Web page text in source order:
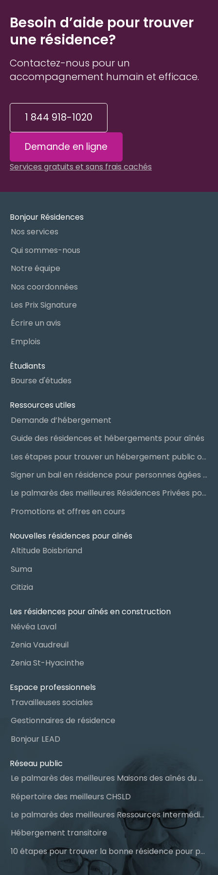
Besoin d’aide pour trouver
une résidence?
Contactez-nous pour un
accompagnement humain et efficace.
1 844 918-1020
Demande en ligne
Services gratuits et sans frais cachés
Bonjour Résidences
Nos services
Qui sommes-nous
Notre équipe
Nos coordonnées
Les Prix Signature
Écrire un avis
Emplois
Étudiants
Bourse d'études
Ressources utiles
Demande d’hébergement
Guide des résidences et hébergements pour aînés
Les étapes pour trouver un hébergement public ou privé
Signer un bail en résidence pour personnes âgées (RPA) : ce qu’il faut savoir
Le palmarès des meilleures Résidences Privées pour Aînés (RPA)
Promotions et offres en cours
Nouvelles résidences pour aînés
Altitude Boisbriand
Suma
Citizia
Les résidences pour aînés en construction
Névéa Laval
Zenia Vaudreuil
Zenia St-Hyacinthe
Espace professionnels
Travailleuses sociales
Gestionnaires de résidence
Bonjour LEAD
Réseau public
Le palmarès des meilleures Maisons des aînés du Québec
Répertoire des meilleurs CHSLD
Le palmarès des meilleures Ressources Intermédiaires (RI)
Hébergement transitoire
10 étapes pour trouver la bonne résidence pour personnes âgées